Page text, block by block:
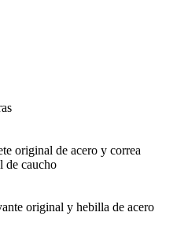
original de acero y correa
de caucho
original y hebilla de acero